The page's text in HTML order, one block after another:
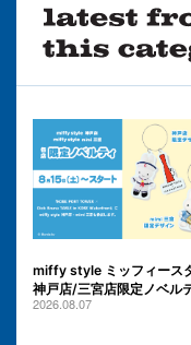
miffy style ミッフィース
神戸店/三宮店限定ノベル
2026.08.07